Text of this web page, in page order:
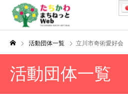
活動団体一覧 立川市奇術愛好会
活動団体一覧